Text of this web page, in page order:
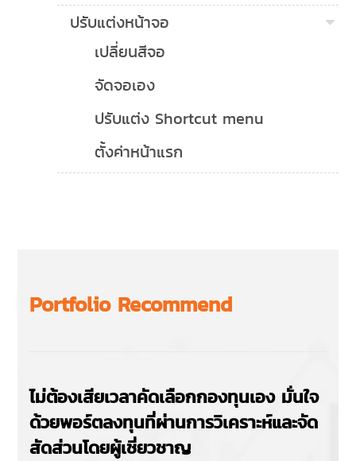
ปรับแต่งหน้าจอ
เปลี่ยนสีจอ
จัดจอเอง
ปรับแต่ง Shortcut menu
ตั้งค่าหน้าแรก
Portfolio Recommend
ไม่ต้องเสียเวลาคัดเลือกกองทุนเอง มั่นใจ
ด้วยพอร์ตลงทุนที่ผ่านการวิเคราะห์และจัด
สัดส่วนโดยผู้เชี่ยวชาญ